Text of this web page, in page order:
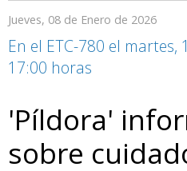
Jueves, 08 de Enero de 2026
En el ETC-780 el martes,
17:00 horas
'Píldora'
sobre